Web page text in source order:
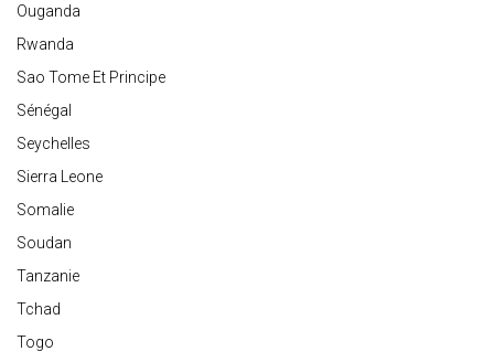
Ouganda
Rwanda
Sao Tome Et Principe
Sénégal
Seychelles
Sierra Leone
Somalie
Soudan
Tanzanie
Tchad
Togo